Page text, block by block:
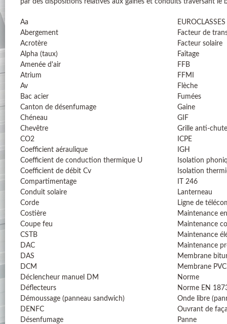
par des dispositions relatives aux gaines et conduits traversant le
Aa
Abergement
Acrotère
Alpha (taux)
Amenée d'air
Atrium
Av
Bac acier
Canton de désenfumage
Chéneau
Chevêtre
CO2
Coefficient aéraulique
Coefficient de conduction thermique U
Coefficient de débit Cv
Compartimentage
Conduit solaire
Corde
Costière
Coupe feu
CSTB
DAC
DAS
DCM
Déclencheur manuel DM
Déflecteurs
Démoussage (panneau sandwich)
DENFC
Désenfumage
EUROCLASSES
Facteur de
Facteur solaire
Faîtage
FFB
FFMI
Flèche
Fumées
Gaine
GIF
Grille anti-chute
ICPE
IGH
Isolation
Isolation
IT 246
Lanterneau
Ligne de
Maintenance
Maintenance
Maintenance
Maintenance
Membrane
Membrane PVC
Norme
Norme EN
Onde libre
Ouvrant de
Panne